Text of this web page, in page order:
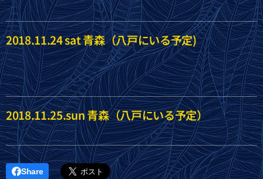
2018.11.24 sat 青森（八戸にいる予定)
2018.11.25.sun 青森（八戸にいる予定）
Share